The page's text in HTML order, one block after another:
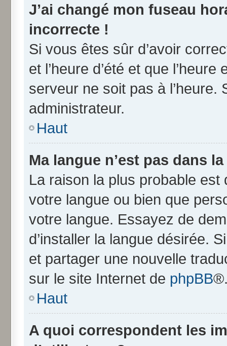
J’ai changé mon fuseau
incorrecte !
Si vous êtes sûr d’avoir
et l’heure d’été et que
serveur ne soit pas à l’heure.
administrateur.
Haut
Ma langue n’est pas dans
La raison la plus probable est
votre langue ou bien que
votre langue. Essayez de
d’installer la langue désirée.
et partager une nouvelle
sur le site Internet de phpBB
Haut
A quoi correspondent les